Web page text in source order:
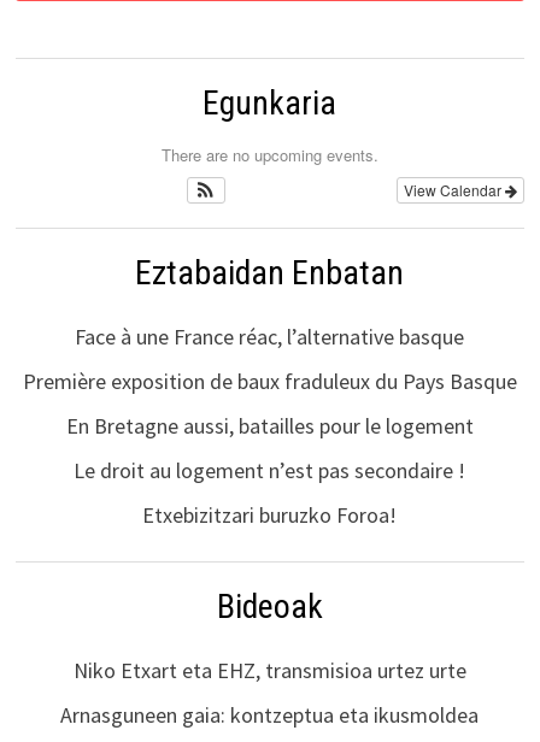
Egunkaria
There are no upcoming events.
View Calendar
Eztabaidan Enbatan
Face à une France réac, l’alternative basque
Première exposition de baux fraduleux du Pays Basque
En Bretagne aussi, batailles pour le logement
Le droit au logement n’est pas secondaire !
Etxebizitzari buruzko Foroa!
Bideoak
Niko Etxart eta EHZ, transmisioa urtez urte
Arnasguneen gaia: kontzeptua eta ikusmoldea